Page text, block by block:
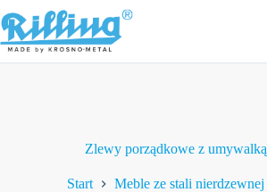
do
treści
Zlewy porządkowe z umywalką
Start
Meble ze stali nierdzewnej